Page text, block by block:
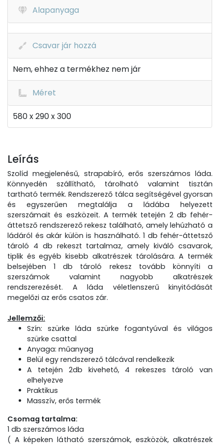
Alapanyaga
Csavar jár hozzá
Nem, ehhez a termékhez nem jár
Méret
580 x 290 x 300
Leírás
Szolíd megjelenésű, strapabíró, erős szerszámos láda.
Könnyedén szállítható, tárolható valamint tisztán
tartható termék. Rendszerező tálca segítségével gyorsan
és egyszerűen megtalálja a ládába helyezett
szerszámait és eszközeit. A termék tetején 2 db fehér-
áttetsző rendszerező rekesz található, amely lehúzható a
ládáról és akár külön is használható. 1 db fehér-áttetsző
tároló 4 db rekeszt tartalmaz, amely kiváló csavarok,
tiplik és egyéb kisebb alkatrészek tárolására. A termék
belsejében 1 db tároló rekesz tovább könnyíti a
szerszámok valamint nagyobb alkatrészek
rendszerezését. A láda véletlenszerű kinyitódását
megelőzi az erős csatos zár.
Jellemzői:
Szín: szürke láda szürke fogantyúval és világos
szürke csattal
Anyaga: műanyag
Belül egy rendszerező tálcával rendelkezik
A tetején 2db kivehető, 4 rekeszes tároló van
elhelyezve
Praktikus
Masszív, erős termék
Csomag tartalma:
1 db szerszámos láda
( A képeken látható szerszámok, eszközök, alkatrészek